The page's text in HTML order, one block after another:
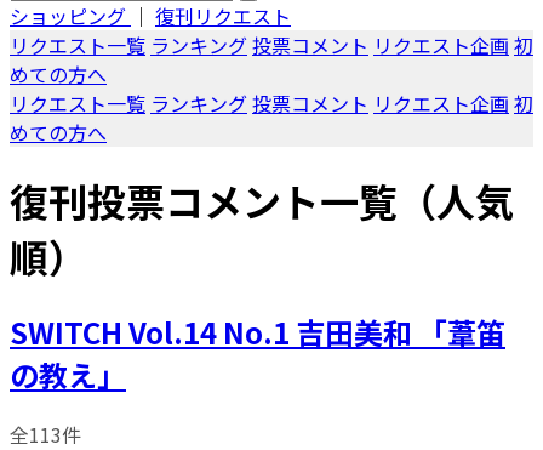
ショッピング ｜ 復刊リクエスト
リクエスト一覧 ランキング投票コメント リクエスト企画 初
めての方へ
リクエスト一覧 ランキング投票コメント リクエスト企画 初
めての方へ
復刊投票コメント一覧（人気
順）
SWITCH Vol.14 No.1 吉田美和 「葦笛
の教え」
全113件